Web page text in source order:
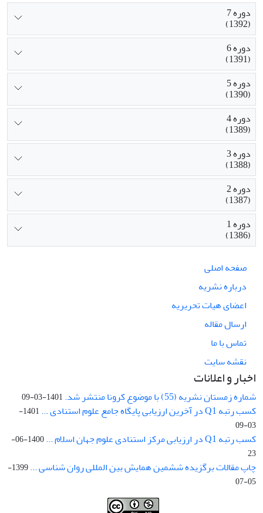
دوره 7
(1392)
دوره 6
(1391)
دوره 5
(1390)
دوره 4
(1389)
دوره 3
(1388)
دوره 2
(1387)
دوره 1
(1386)
صفحه اصلی
درباره نشریه
اعضای هیات تحریریه
ارسال مقاله
تماس با ما
نقشه سایت
اخبار و اعلانات
شماره زمستان نشریه (55) با موضوع کرونا منتشر شد. 1401-03-09
کسب رتبه Q1 در آخرین ارزیابی پایگاه جامع علوم استنادی ...
1401-
03-09
کسب رتبه Q1 در ارزیابی مرکز استنادی علوم جهان اسلام ...
1400-06-
23
چاپ مقالات برگزیده ششمین همایش بین المللی روان شناسی ...
1399-
05-07